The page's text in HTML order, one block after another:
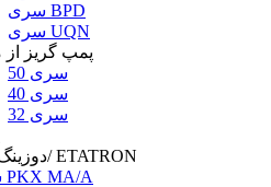
سری BPD
سری UQN
پمپ گریز از
سری 50
سری 40
سری 32
دوزینگ پمپ ایتالیا/ ETATRON
سری PKX MA/A